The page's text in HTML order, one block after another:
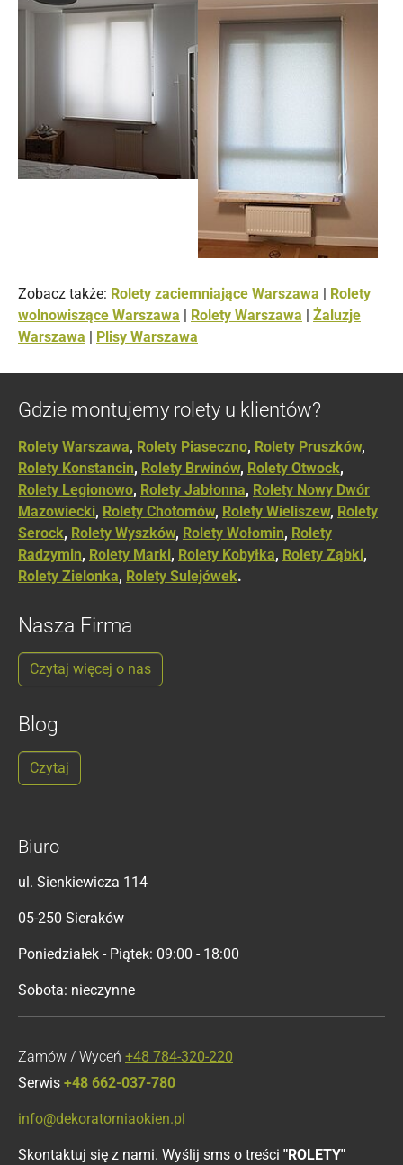
Zobacz także: Rolety zaciemniające Warszawa
Rolety
wolnowiszące Warszawa
Rolety Warszawa
Żaluzje
Warszawa
Plisy Warszawa
Gdzie montujemy rolety u klientów?
Rolety Warszawa, Rolety Piaseczno, Rolety Pruszków,
Rolety Konstancin, Rolety Brwinów, Rolety Otwock,
Rolety Legionowo, Rolety Jabłonna, Rolety Nowy Dwór
Mazowiecki, Rolety Chotomów, Rolety Wieliszew, Rolety
Serock, Rolety Wyszków, Rolety Wołomin, Rolety
Radzymin, Rolety Marki, Rolety Kobyłka, Rolety Ząbki,
Rolety Zielonka, Rolety Sulejówek.
Nasza Firma
Czytaj więcej o nas
Blog
Czytaj
Biuro
ul. Sienkiewicza 114
05-250 Sieraków
Poniedziałek - Piątek: 09:00 - 18:00
Sobota: nieczynne
Zamów / Wyceń +48 784-320-220
Serwis +48 662-037-780
info@dekoratorniaokien.pl
Skontaktuj się z nami. Wyślij sms o treści "ROLETY"